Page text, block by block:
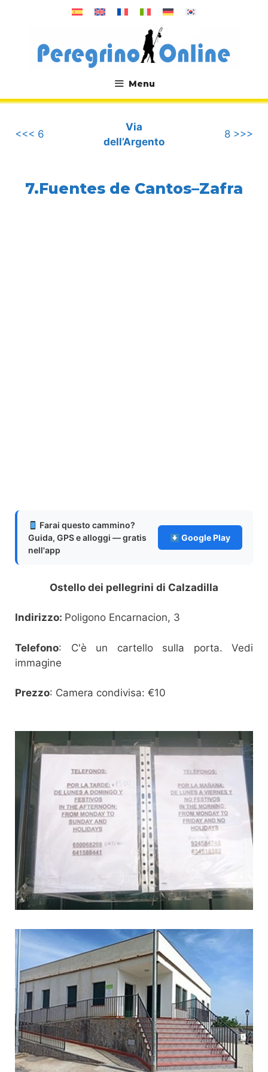
Menu
.
<<< 6
Via
dell’Argento
8 >>>
7.Fuentes de Cantos–Zafra
Farai questo cammino?
Guida, GPS e alloggi — gratis
nell'app
Google Play
Ostello dei pellegrini di Calzadilla
Indirizzo: Poligono Encarnacion, 3
Telefono: C'è un cartello sulla porta. Vedi
immagine
Prezzo: Camera condivisa: €10